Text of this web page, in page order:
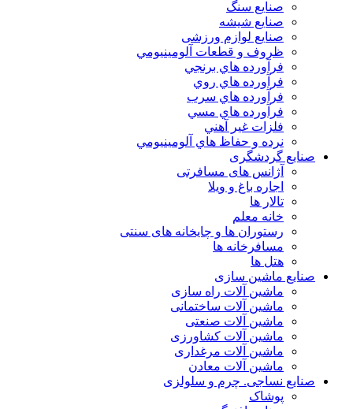
صنایع سنگ
صنایع شیشه
صنایع لوازم ورزشی
ظروف و قطعات آلومينيومي
فرآورده هاي برنجي
فرآورده هاي روي
فرآورده هاي سرب
فرآورده هاي مسي
فلزات غير آهني
نرده و حفاظ هاي آلومينيومي
صنایع گردشگری
آژانس های مسافرتی
اجاره باغ و ویلا
تالار ها
خانه معلم
رستوران ها و چایخانه های سنتی
مسافرخانه ها
هتل ها
صنایع ماشین سازی
ماشین آلات راه سازی
ماشین آلات ساختمانی
ماشین آلات صنعتی
ماشین آلات کشاورزی
ماشین آلات مرغداری
ماشین آلات معادن
صنایع نساجی. چرم و سلولزی
پوشاک